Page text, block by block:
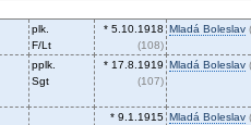
plk.
F/Lt
* 5.10.1918
(108)
Mladá Boleslav (
pplk.
Sgt
* 17.8.1919
(107)
Mladá Boleslav (
* 9.1.1915 Mladá Boleslav (